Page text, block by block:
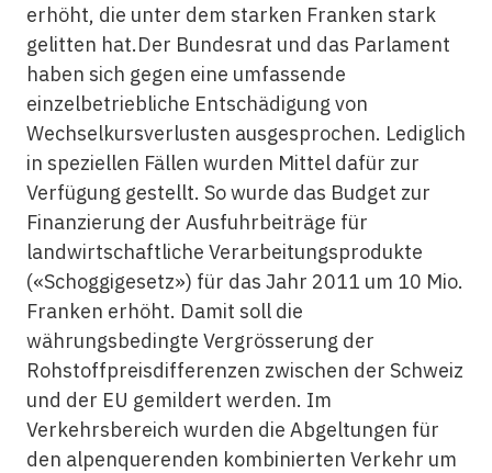
erhöht, die unter dem starken Franken stark
gelitten hat.Der Bundesrat und das Parlament
haben sich gegen eine umfassende
einzelbetriebliche Entschädigung von
Wechselkursverlusten ausgesprochen. Lediglich
in speziellen Fällen wurden Mittel dafür zur
Verfügung gestellt. So wurde das Budget zur
Finanzierung der Ausfuhrbeiträge für
landwirtschaftliche Verarbeitungsprodukte
(«Schoggigesetz») für das Jahr 2011 um 10 Mio.
Franken erhöht. Damit soll die
währungsbedingte Vergrösserung der
Rohstoffpreisdifferenzen zwischen der Schweiz
und der EU gemildert werden. Im
Verkehrsbereich wurden die Abgeltungen für
den alpenquerenden kombinierten Verkehr um